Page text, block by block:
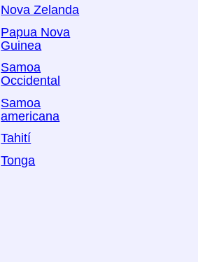
Nova Zelanda
Papua Nova
Guinea
Samoa
Occidental
Samoa
americana
Tahití
Tonga